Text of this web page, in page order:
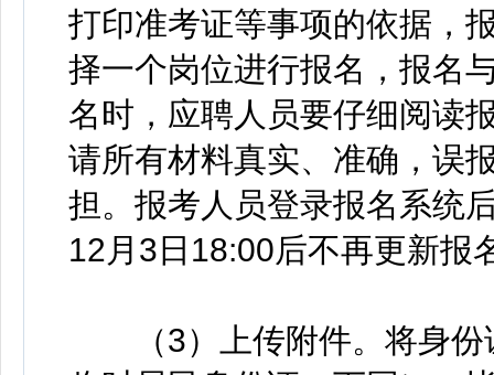
打印准考证等事项的依据，
择一个岗位进行报名，报名
名时，应聘人员要仔细阅读
请所有材料真实、准确，误
担。报考人员登录报名系统
12月3日18:00后不再更新报
（3）上传附件。将身份